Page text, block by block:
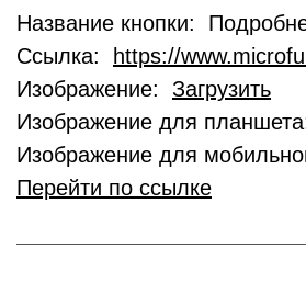
Название кнопки:
Ссылка:
https://
Изображение: Загрузить
Изображение для
Изображение для
Перейти по ссылке